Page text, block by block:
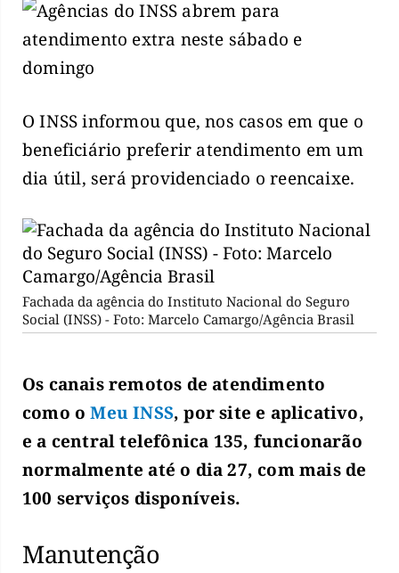
O INSS informou que, nos casos em que o
beneficiário preferir atendimento em um
dia útil, será providenciado o reencaixe.
Fachada da agência do Instituto Nacional do Seguro
Social (INSS) - Foto: Marcelo Camargo/Agência Brasil
Os canais remotos de atendimento
como oMeu INSS, por site e aplicativo,
e a central telefônica 135, funcionarão
normalmente até o dia 27, com mais de
100 serviços disponíveis.
Manutenção